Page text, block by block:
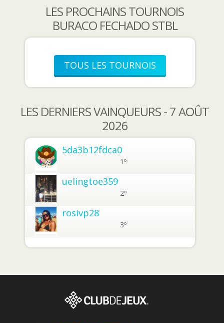
LES PROCHAINS TOURNOIS
BURACO FECHADO STBL
TOUS LES TOURNOIS
LES DERNIERS VAINQUEURS - 7 AOÛT
2026
5da3b12fdca0
1º
uelingtoe359
2º
rosivp28
3º